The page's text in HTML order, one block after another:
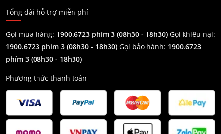
Tổng đài hỗ trợ miễn phí
Gọi mua hàng: 1900.6723 phím 3 (08h30 - 18h30) Gọi khiếu nại:
1900.6723 phím 3 (08h30 - 18h30) Gọi bảo hành: 1900.6723
phím 3 (08h30 - 18h30)
Phương thức thanh toán